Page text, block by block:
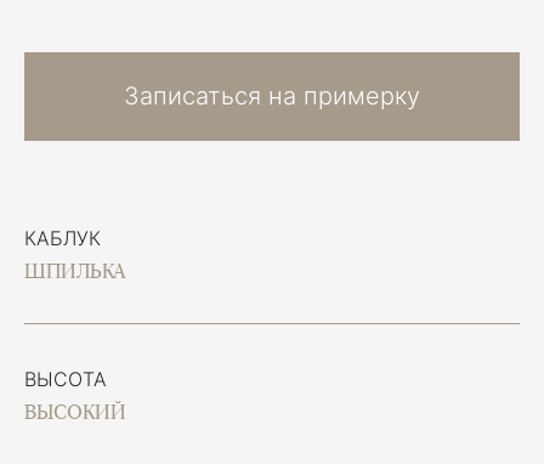
КАБЛУК
ШПИЛЬКА
ВЫСОТА
ВЫСОКИЙ
Записаться на примерку